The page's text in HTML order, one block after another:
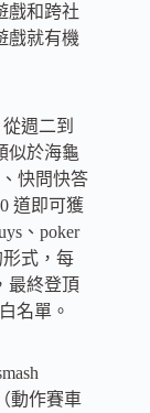
戲和跨社
戲就有機
週二到
似於海龜
快問快答
道即可獲
、poker
形式，每
最終登頂
名單。
動作賽車